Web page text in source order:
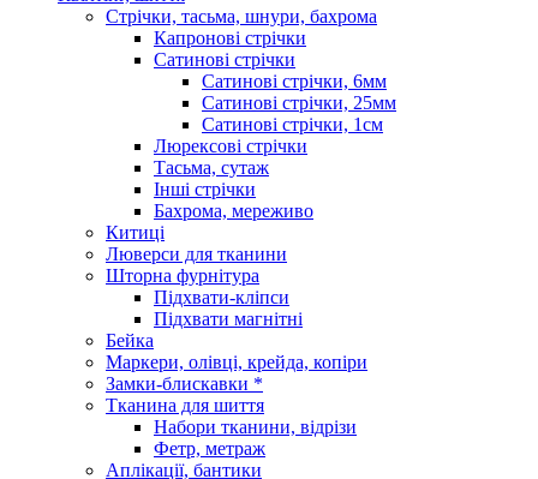
Стрічки, тасьма, шнури, бахрома
Капронові стрічки
Сатинові стрічки
Сатинові стрічки, 6мм
Сатинові стрічки, 25мм
Сатинові стрічки, 1см
Люрексові стрічки
Тасьма, сутаж
Інші стрічки
Бахрома, мереживо
Китиці
Люверси для тканини
Шторна фурнітура
Підхвати-кліпси
Підхвати магнітні
Бейка
Маркери, олівці, крейда, копіри
Замки-блискавки *
Тканина для шиття
Набори тканини, відрізи
Фетр, метраж
Аплікації, бантики